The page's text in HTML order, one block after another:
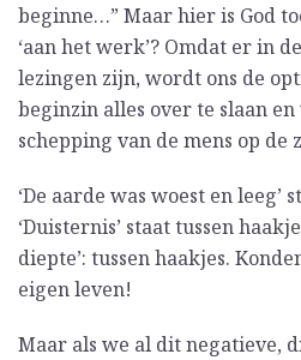
beginne…” Maar hier is God
‘aan het werk’? Omdat er in
lezingen zijn, wordt ons de
beginzin alles over te slaan
schepping van de mens op de
‘De aarde was woest en leeg’
‘Duisternis’ staat tussen
diepte’: tussen haakjes.
eigen leven!
Maar als we al dit negatieve,